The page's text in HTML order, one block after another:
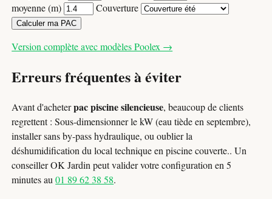
moyenne (m)
Couverture
Calculer ma PAC
Version complète avec modèles Poolex →
Erreurs fréquentes à éviter
Avant d'acheterpac piscine silencieuse, beaucoup de clients
regrettent : Sous-dimensionner le kW (eau tiède en septembre),
installer sans by-pass hydraulique, ou oublier la
déshumidification du local technique en piscine couverte.. Un
conseiller OK Jardin peut valider votre configuration en 5
minutes au01 89 62 38 58.